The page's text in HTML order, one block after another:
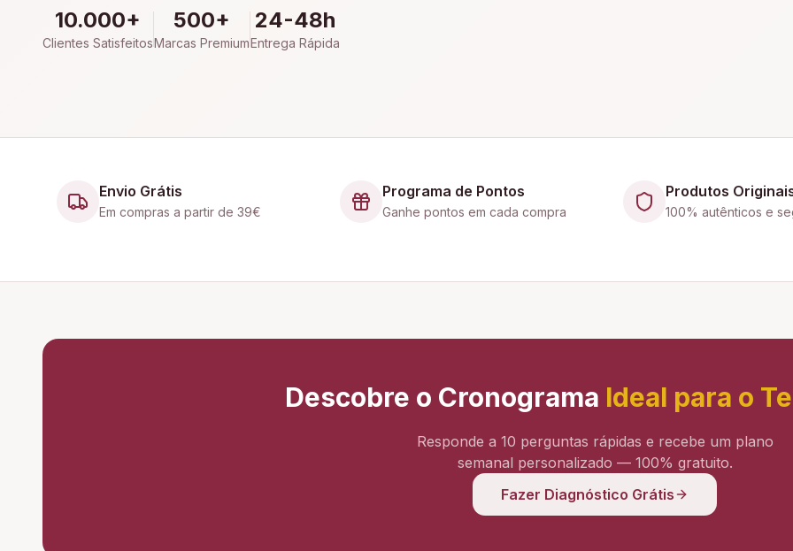
10.000+
Clientes Satisfeitos
500+
Marcas Premium
24-48h
Entrega Rápida
Envio Grátis
Em compras a partir de 39€
Programa de Pontos
Ganhe pontos em cada compra
Produtos
100% autênticos e
Descobre o Cronograma Ideal para o
Responde a 10 perguntas rápidas e recebe um plano
semanal personalizado — 100% gratuito.
Fazer Diagnóstico Grátis